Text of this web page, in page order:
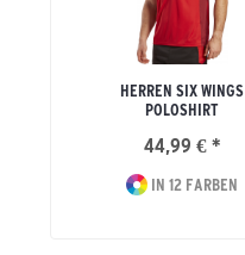
HERREN SIX WINGS
POLOSHIRT
44,99 € *
IN 12 FARBEN